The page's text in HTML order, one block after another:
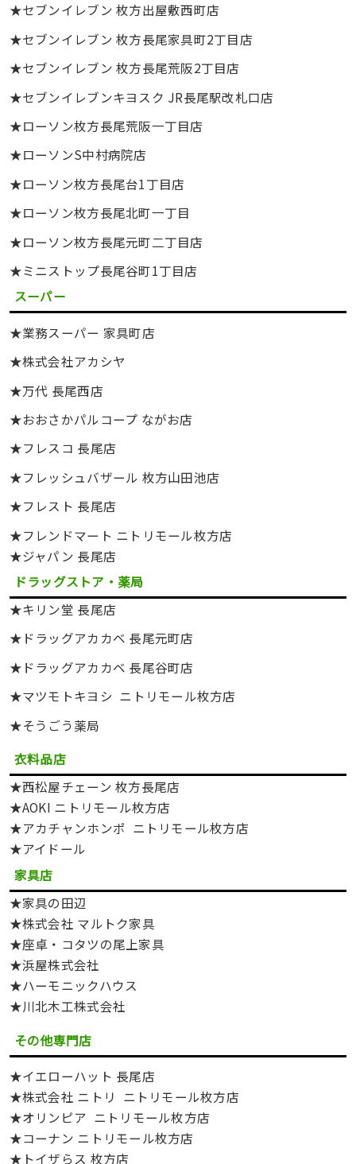
★セブンイレブン 枚方出屋敷西町店
★セブンイレブン 枚方長尾家具町2丁目店
★セブンイレブン 枚方長尾荒阪2丁目店
★セブンイレブンキヨスク JR長尾駅改札口店
★ローソン枚方長尾荒阪一丁目店
★ローソンS中村病院店
★ローソン枚方長尾台1丁目店
★ローソン枚方長尾北町一丁目
★ローソン枚方長尾元町二丁目店
★ミニストップ長尾谷町1丁目店
スーパー
★業務スーパー 家具町店
★株式会社アカシヤ
★万代 長尾西店
★おおさかパルコープ ながお店
★フレスコ 長尾店
★フレッシュバザール 枚方山田池店
★フレスト 長尾店
★フレンドマート ニトリモール枚方店
★ジャパン 長尾店
ドラッグストア・薬局
★キリン堂 長尾店
★ドラッグアカカベ 長尾元町店
★ドラッグアカカベ 長尾谷町店
★マツモトキヨシ ニトリモール枚方店
★そうごう薬局
衣料品店
★西松屋チェーン 枚方長尾店
★AOKI ニトリモール枚方店
★アカチャンホンポ ニトリモール枚方店
★アイドール
家具店
★家具の田辺
★株式会社 マルトク家具
★座卓・コタツの尾上家具
★浜屋株式会社
★ハーモニックハウス
★川北木工株式会社
その他専門店
★イエローハット 長尾店
★株式会社 ニトリ ニトリモール枚方店
★オリンピア ニトリモール枚方店
★コーナン ニトリモール枚方店
★トイザらス 枚方店